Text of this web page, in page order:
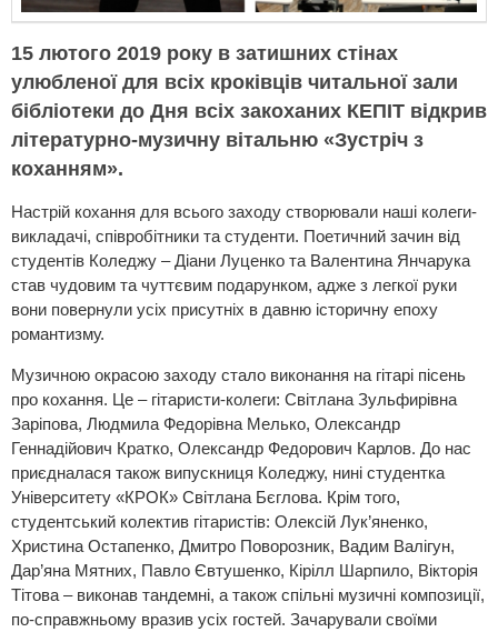
15 лютого 2019 року в затишних стінах
улюбленої для всіх кроківців читальної зали
бібліотеки до Дня всіх закоханих КЕПІТ відкрив
літературно-музичну вітальню «Зустріч з
коханням».
Настрій кохання для всього заходу створювали наші колеги-
викладачі, співробітники та студенти. Поетичний зачин від
студентів Коледжу – Діани Луценко та Валентина Янчарука
став чудовим та чуттєвим подарунком, адже з легкої руки
вони повернули усіх присутніх в давню історичну епоху
романтизму.
Музичною окрасою заходу стало виконання на гітарі пісень
про кохання. Це – гітаристи-колеги: Світлана Зульфирівна
Заріпова, Людмила Федорівна Мелько, Олександр
Геннадійович Кратко, Олександр Федорович Карлов. До нас
приєдналася також випускниця Коледжу, нині студентка
Університету «КРОК» Світлана Бєглова. Крім того,
студентський колектив гітаристів: Олексій Лук’яненко,
Христина Остапенко, Дмитро Поворозник, Вадим Валігун,
Дар’яна Мятних, Павло Євтушенко, Кірілл Шарпило, Вікторія
Тітова – виконав тандемні, а також спільні музичні композиції,
по-справжньому вразив усіх гостей. Зачарували своїми